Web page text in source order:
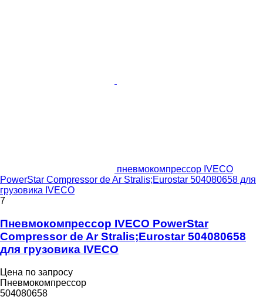
пневмокомпрессор IVECO
PowerStar Compressor de Ar Stralis;Eurostar 504080658 для
грузовика IVECO
7
Пневмокомпрессор IVECO PowerStar
Compressor de Ar Stralis;Eurostar 504080658
для грузовика IVECO
Цена по запросу
Пневмокомпрессор
504080658